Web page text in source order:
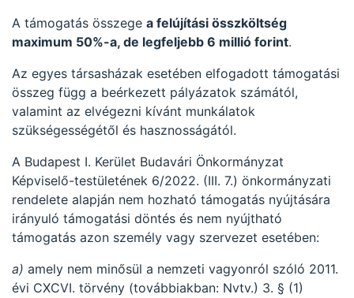
A támogatás összege a felújítási összköltség
maximum 50%-a, de legfeljebb 6 millió forint.
Az egyes társasházak esetében elfogadott támogatási
összeg függ a beérkezett pályázatok számától,
valamint az elvégezni kívánt munkálatok
szükségességétől és hasznosságától.
A Budapest I. Kerület Budavári Önkormányzat
Képviselő-testületének 6/2022. (III. 7.) önkormányzati
rendelete alapján nem hozható támogatás nyújtására
irányuló támogatási döntés és nem nyújtható
támogatás azon személy vagy szervezet esetében:
a) amely nem minősül a nemzeti vagyonról szóló 2011.
évi CXCVI. törvény (továbbiakban: Nvtv.) 3. § (1)